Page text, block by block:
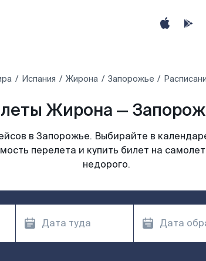
Испания Жирона Запорожье
Жирона —
в Запорожье. Выбирайте в
перелета и купить билет на
недорого.